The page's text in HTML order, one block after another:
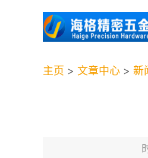
主页 > 文章中心 > 新